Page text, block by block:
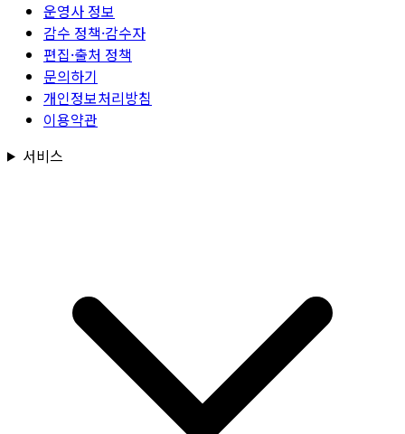
운영사 정보
감수 정책·감수자
편집·출처 정책
문의하기
개인정보처리방침
이용약관
서비스